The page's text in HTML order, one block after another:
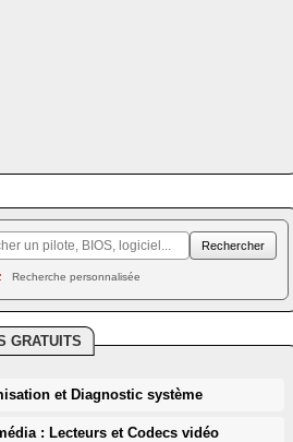
Recherche personnalisée
GRATUITS
et Diagnostic système
: Lecteurs et Codecs vidéo